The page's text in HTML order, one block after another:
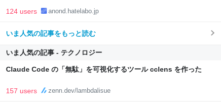
124 users anond.hatelabo.jp
いま人気の記事をもっと読む
いま人気の記事 - テクノロジー
Claude Code の「無駄」を可視化するツール cclens を作った
157 users zenn.dev/lambdalisue